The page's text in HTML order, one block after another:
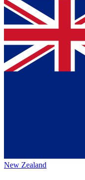
New Zealand